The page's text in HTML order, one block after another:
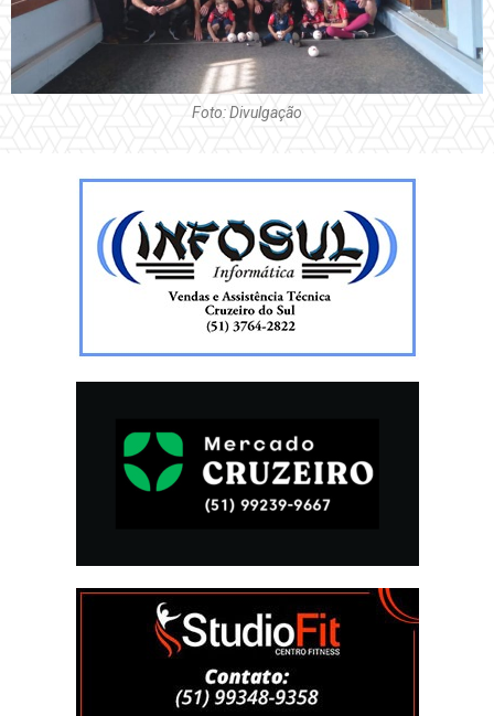
Foto: Divulgação